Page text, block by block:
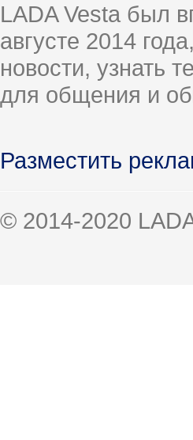
LADA Vesta был
августе 2014
новости, узнать
для общения и
Разместить
© 2014-2020